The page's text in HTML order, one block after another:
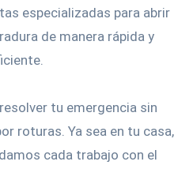
especializadas para abrir
de manera rápida y
tu emergencia sin
roturas. Ya sea en tu casa,
cada trabajo con el